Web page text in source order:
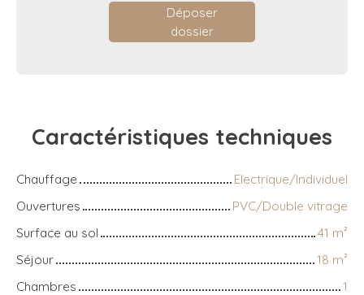
Déposer
dossier
Caractéristiques techniques
Chauffage
Electrique/Individuel
Ouvertures
PVC/Double vitrage
Surface au sol
41 m²
Séjour
18 m²
Chambres
1